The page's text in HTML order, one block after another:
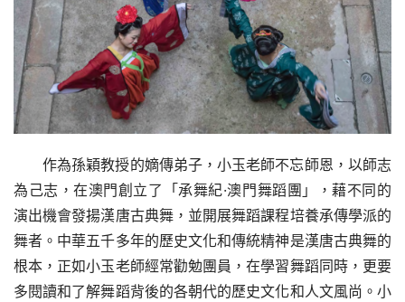
作為孫穎教授的嫡傳弟子，小玉老師不忘師恩，以師志
為己志，在澳門創立了「承舞紀·澳門舞蹈團」，藉不同的
演出機會發揚漢唐古典舞，並開展舞蹈課程培養承傳學派的
舞者。中華五千多年的歷史文化和傳統精神是漢唐古典舞的
根本，正如小玉老師經常勸勉團員，在學習舞蹈同時，更要
多閱讀和了解舞蹈背後的各朝代的歷史文化和人文風尚。小